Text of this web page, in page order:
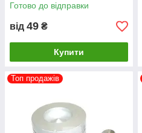
Готово до відправки
від 49 ₴
Купити
Топ продажів